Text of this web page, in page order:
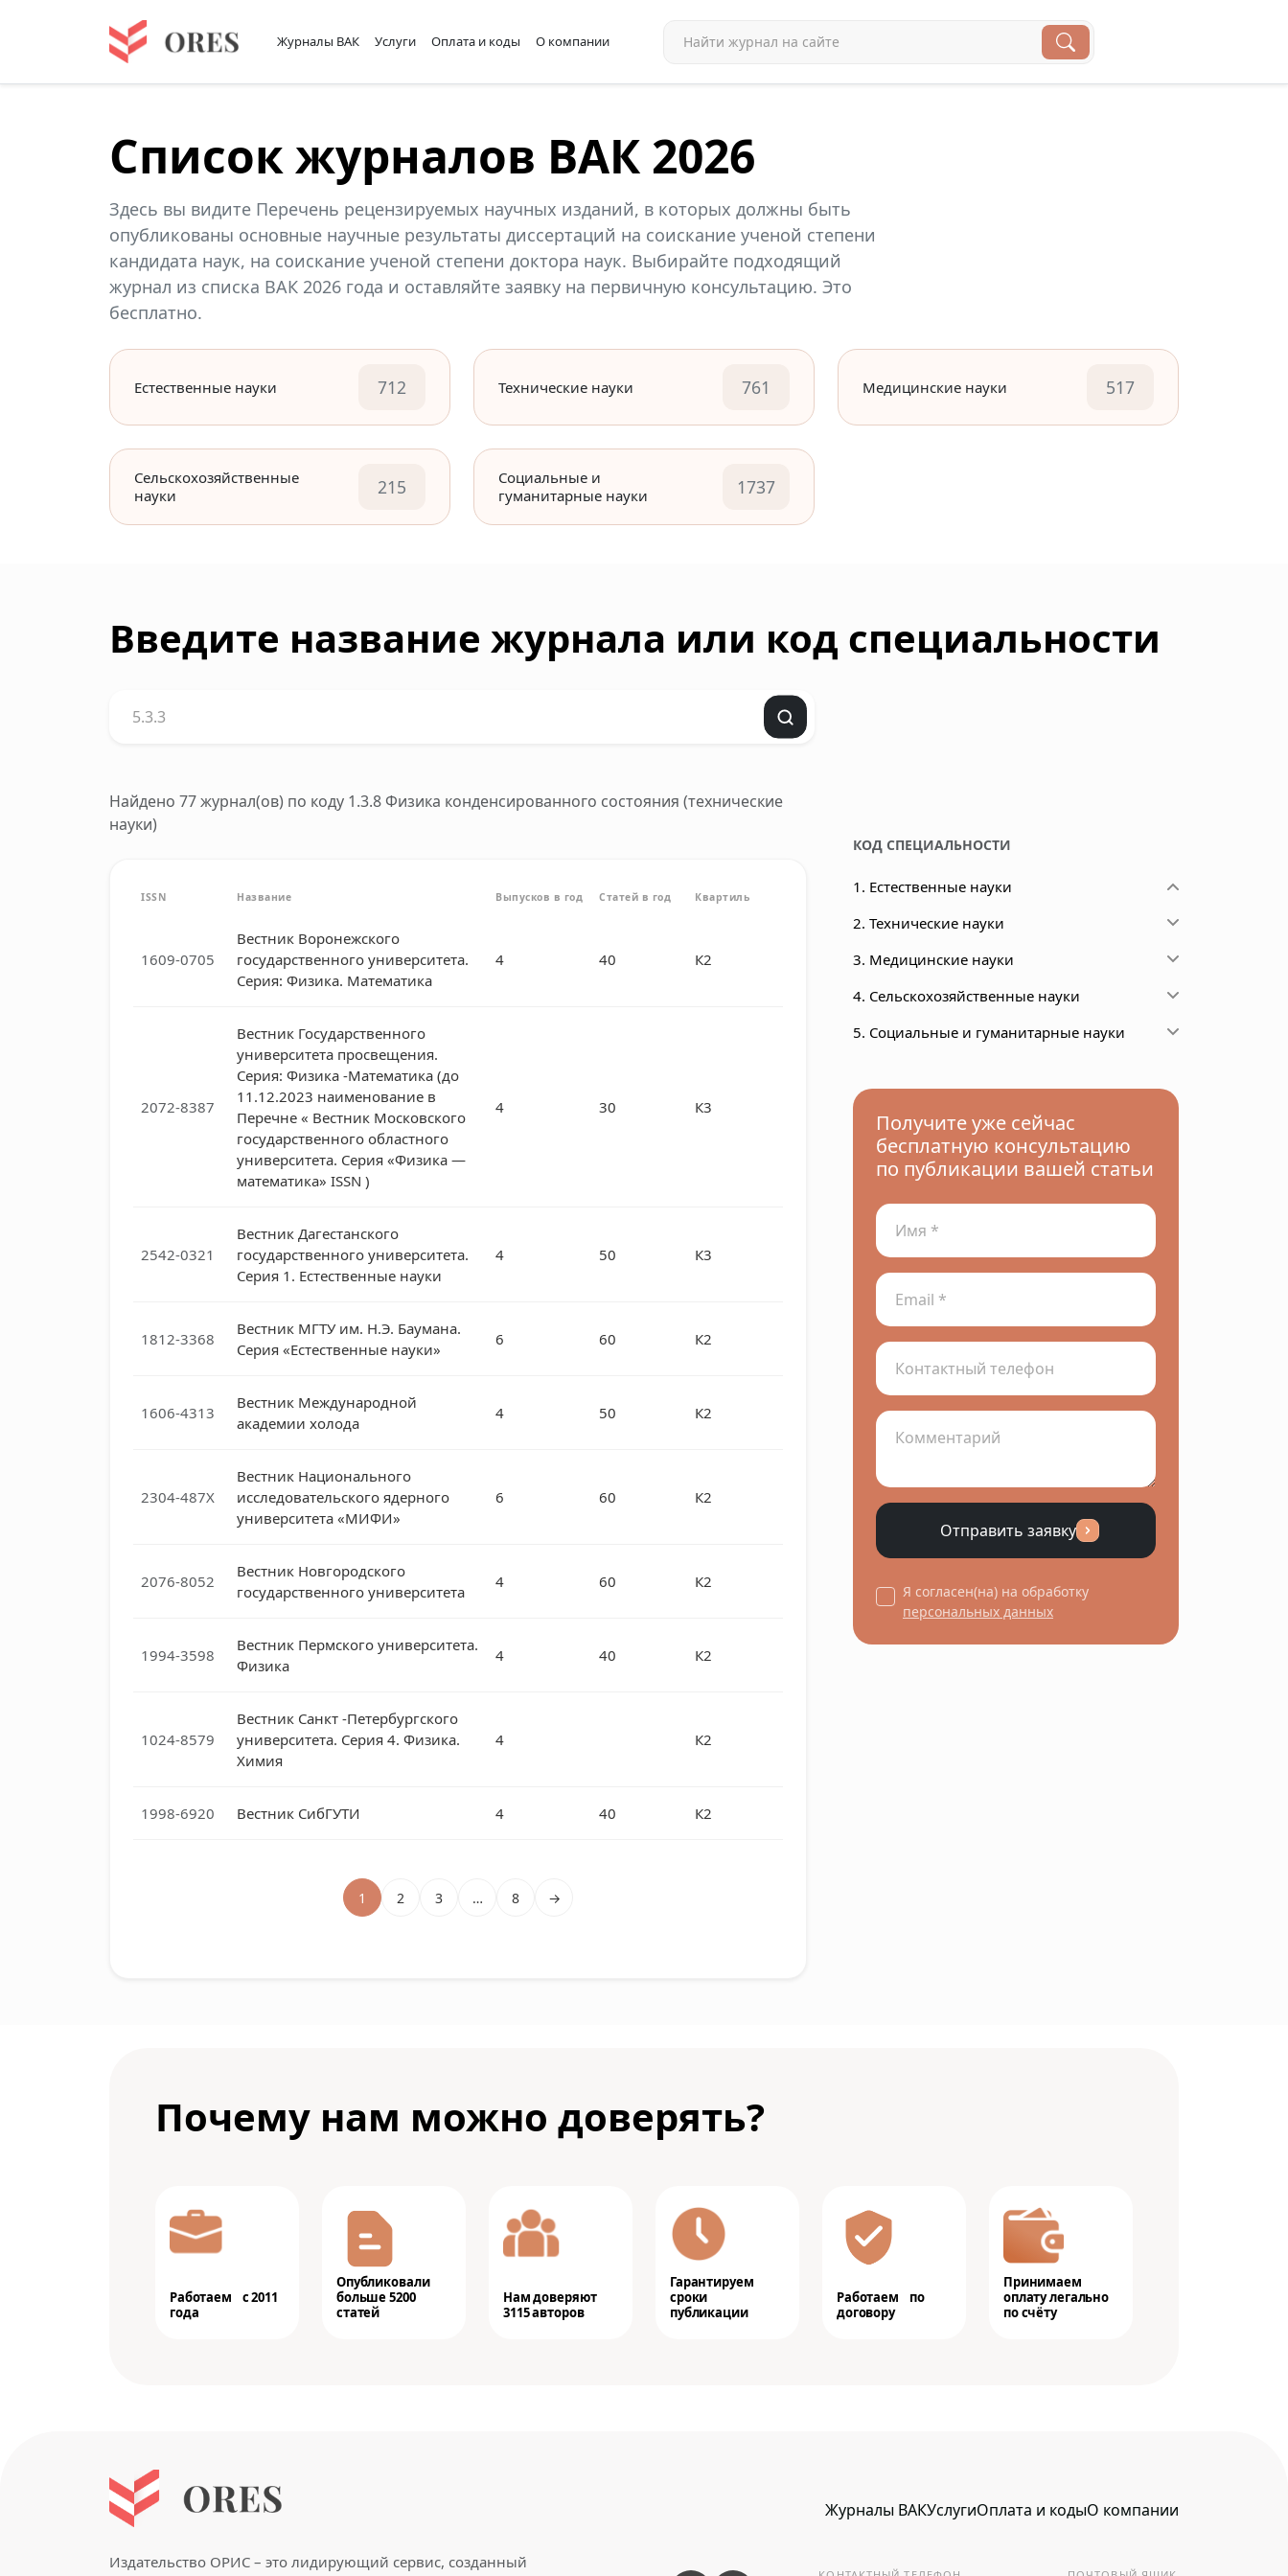
Журналы ВАК Услуги Оплата и коды О компании
Список журналов ВАК 2026
Здесь вы видите Перечень рецензируемых научных изданий, в которых должны быть
опубликованы основные научные результаты диссертаций на соискание ученой степени
кандидата наук, на соискание ученой степени доктора наук. Выбирайте подходящий
журнал из списка ВАК 2026 года и оставляйте заявку на первичную консультацию. Это
бесплатно.
Естественные науки 712 Технические науки 761 Медицинские науки 517
Сельскохозяйственные
науки
215
Социальные и
гуманитарные науки
1737
Введите название журнала или код специальности
Найдено 77 журнал(ов) по коду 1.3.8 Физика конденсированного состояния (технические
науки)
ISSN Название Выпусков в год Статей в год Квартиль
1609-0705
Вестник Воронежского
государственного университета.
Серия: Физика. Математика
4 40 К2
2072-8387
Вестник Государственного
университета просвещения.
Серия: Физика -Математика (до
11.12.2023 наименование в
Перечне « Вестник Московского
государственного областного
университета. Серия «Физика —
математика» ISSN )
4 30 К3
2542-0321
Вестник Дагестанского
государственного университета.
Серия 1. Естественные науки
4 50 К3
1812-3368
Вестник МГТУ им. Н.Э. Баумана.
Серия «Естественные науки»
6 60 К2
1606-4313
Вестник Международной
академии холода
4 50 К2
2304-487Х
Вестник Национального
исследовательского ядерного
университета «МИФИ»
6 60 К2
2076-8052
Вестник Новгородского
государственного университета
4 60 К2
1994-3598
Вестник Пермского университета.
Физика
4 40 К2
1024-8579
Вестник Санкт -Петербургского
университета. Серия 4. Физика.
Химия
4 К2
1998-6920 Вестник СибГУТИ 4 40 К2
1 2 3 … 8 →
КОД СПЕЦИАЛЬНОСТИ
1. Естественные науки
2. Технические науки
3. Медицинские науки
4. Сельскохозяйственные науки
5. Социальные и гуманитарные науки
Получите уже сейчас
бесплатную консультацию
по публикации вашей статьи
Отправить заявку
Я согласен(на) на обработку
персональных данных
Почему нам можно доверять?
Работаем с 2011
года
Опубликовали
больше 5200
статей
Нам доверяют
3115 авторов
Гарантируем
сроки
публикации
Работаем по
договору
Принимаем
оплату легально
по счёту
Издательство ОРИС – это лидирующий сервис, созданный
Журналы ВАКУслугиОплата и кодыО компании